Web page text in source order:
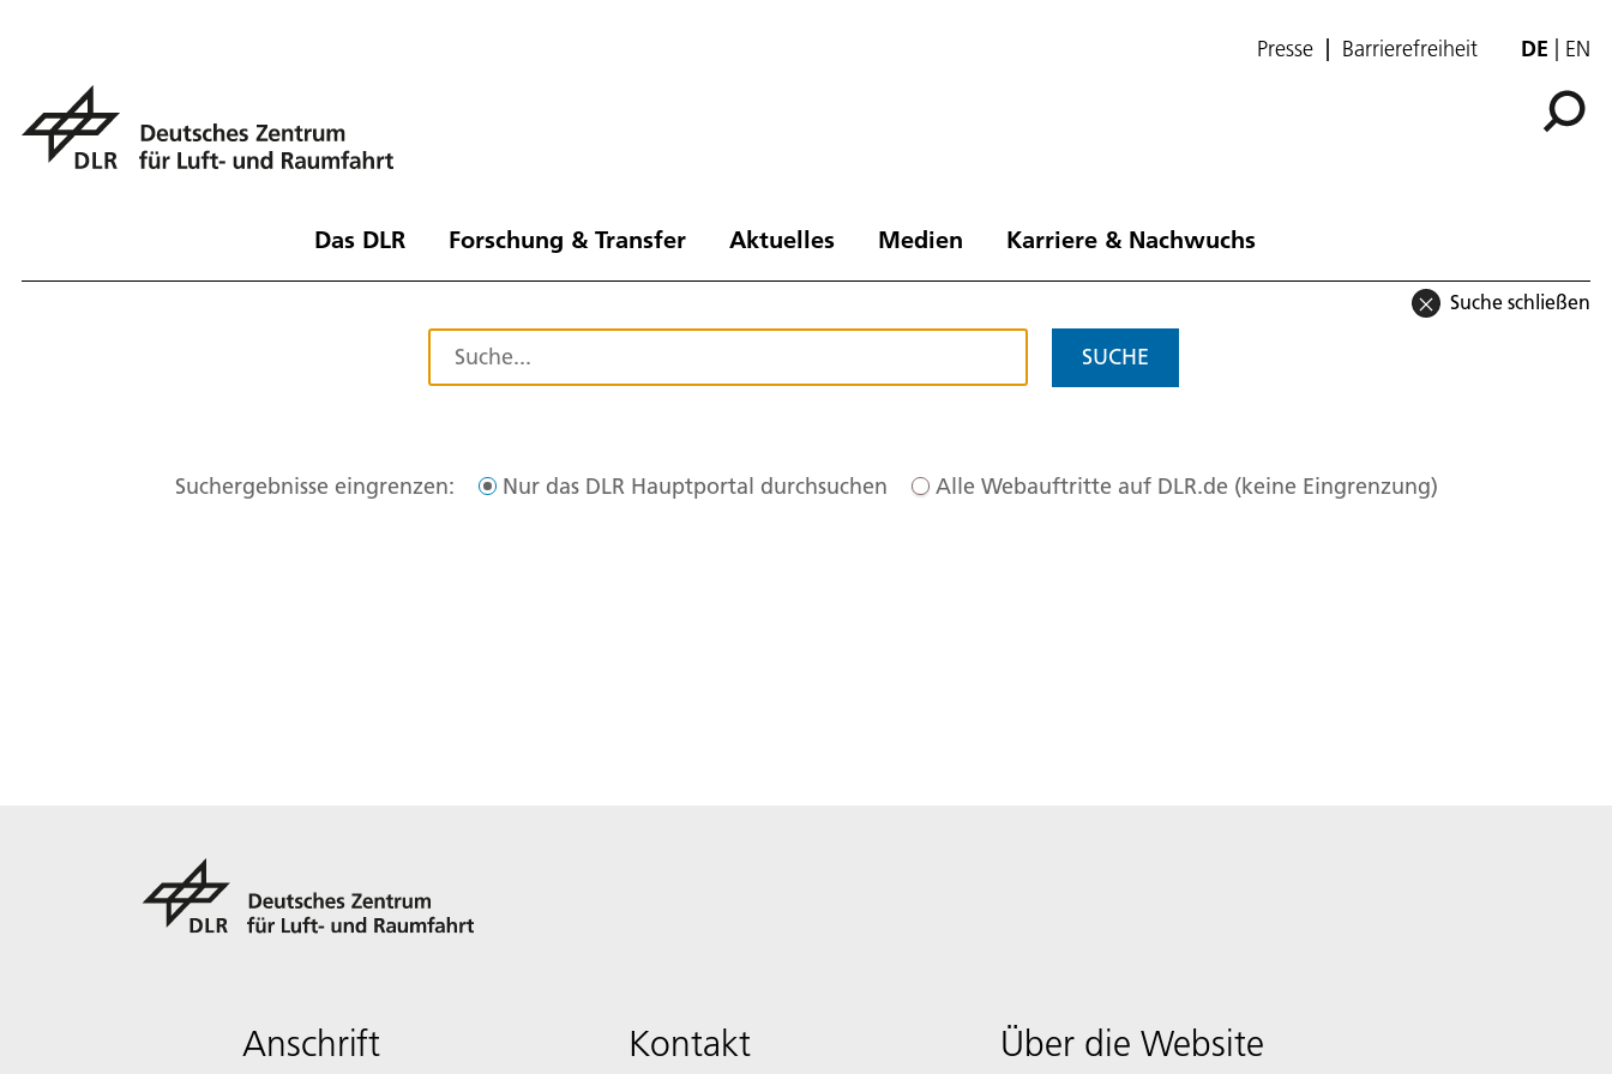
Presse Barrierefreiheit DE EN
Das DLR Forschung & Transfer Aktuelles Medien Karriere & Nachwuchs
Suche schließen
SUCHE
Suchergebnisse eingrenzen: Nur das DLR Hauptportal durchsuchen Alle Webauftritte auf DLR.de (keine Eingrenzung)
Anschrift Kontakt Über die Website